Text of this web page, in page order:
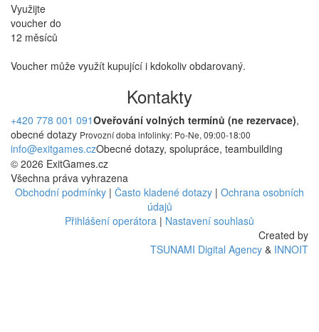
Využijte
voucher do
12 měsíců
Voucher může využít kupující i kdokoliv obdarovaný.
Kontakty
+420 778 001 091Oveřování volných termínů (ne rezervace),
obecné dotazy Provozní doba infolinky: Po-Ne, 09:00-18:00
info@exitgames.czObecné dotazy, spolupráce, teambuilding
© 2026 ExitGames.cz
Všechna práva vyhrazena
Obchodní podmínky | Často kladené dotazy | Ochrana osobních
údajů
Přihlášení operátora | Nastavení souhlasů
Created by
TSUNAMI Digital Agency & INNOIT